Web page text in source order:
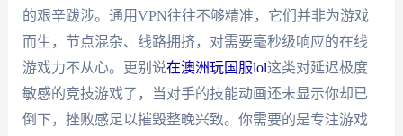
的艰辛跋涉。通用VPN往往不够精准，它们并非为游戏
而生，节点混杂、线路拥挤，对需要毫秒级响应的在线
游戏力不从心。更别说在澳洲玩国服lol这类对延迟极度
敏感的竞技游戏了，当对手的技能动画还未显示你却已
倒下，挫败感足以摧毁整晚兴致。你需要的是专注游戏